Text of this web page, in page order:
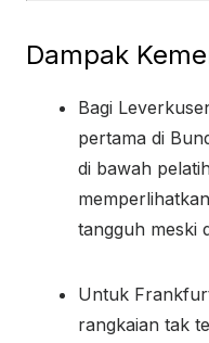
Dampak
Bagi
pertama di
di bawah
tangguh meski
Untuk
rangkaian tak